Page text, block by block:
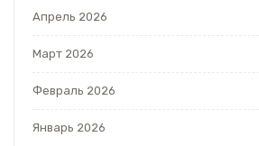
Апрель 2026
Март 2026
Февраль 2026
Январь 2026